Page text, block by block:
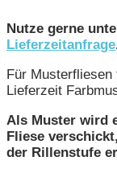
Nutze gerne
Lieferzeitanfrage
Für Musterfliesen
Lieferzeit
Als Muster wird
Fliese
der Rillenstufe